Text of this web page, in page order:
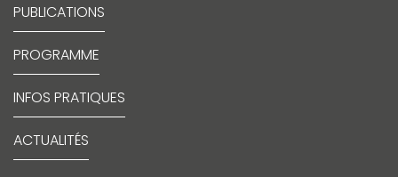
PUBLICATIONS
PROGRAMME
INFOS PRATIQUES
ACTUALITÉS